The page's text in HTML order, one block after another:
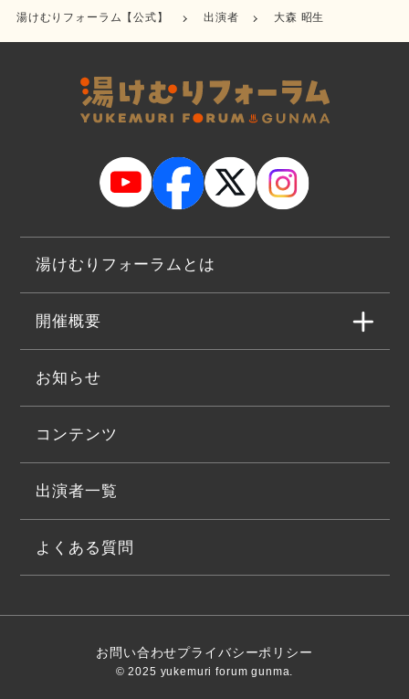
湯けむりフォーラム【公式】 出演者 大森 昭生
湯けむりフォーラムとは
開催概要
お知らせ
コンテンツ
出演者一覧
よくある質問
© 2025 yukemuri forum gunma.
お問い合わせプライバシーポリシー